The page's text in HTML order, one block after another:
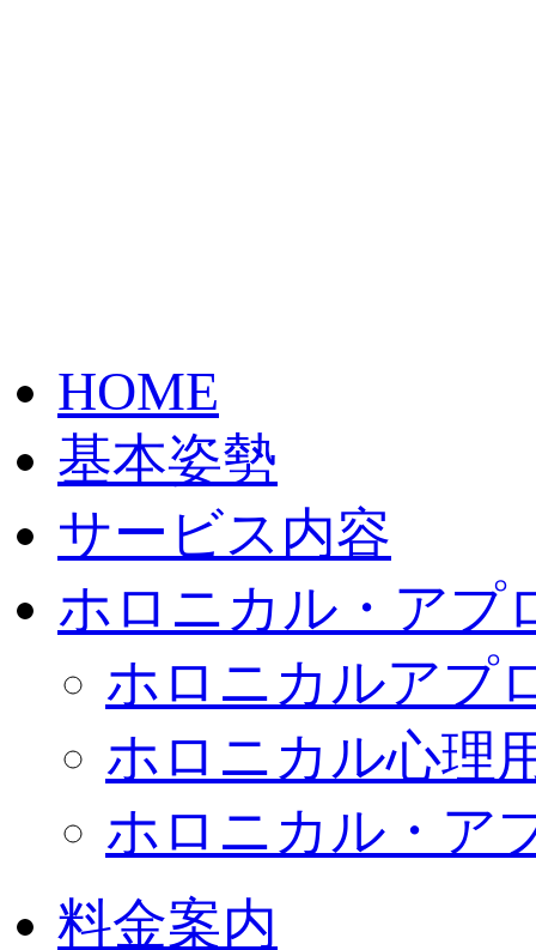
HOME
基本姿勢
サービス内容
ホロニカル・アプ
ホロニカルアプ
ホロニカル心理
ホロニカル・ア
料金案内